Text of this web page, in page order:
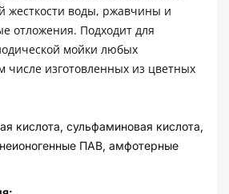
жесткости воды, ржавчины и
отложения. Подходит для
мойки любых
числе изготовленных из цветных
кислота, сульфаминовая кислота,
ПАВ, амфотерные